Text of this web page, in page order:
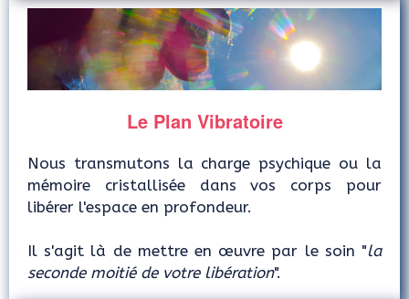
Le Plan Vibratoire
Nous transmutons la charge psychique ou la
mémoire cristallisée dans vos corps pour
libérer l'espace en profondeur.
Il s'agit là de mettre en œuvre par le soin "la
seconde moitié de votre libération".